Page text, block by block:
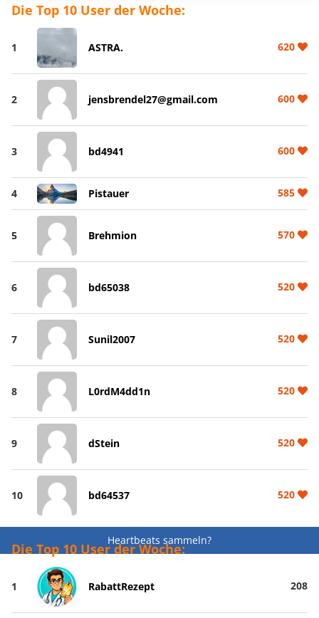
Die Top 10 User der Woche:
1 ASTRA. 620
2 jensbrendel27@gmail.com 600
3 bd4941 600
4 Pistauer 585
5 Brehmion 570
6 bd65038 520
7 Sunil2007 520
8 L0rdM4dd1n 520
9 dStein 520
10 bd64537 520
Heartbeats sammeln?
Die Top 10 User der Woche:
1 RabattRezept 208